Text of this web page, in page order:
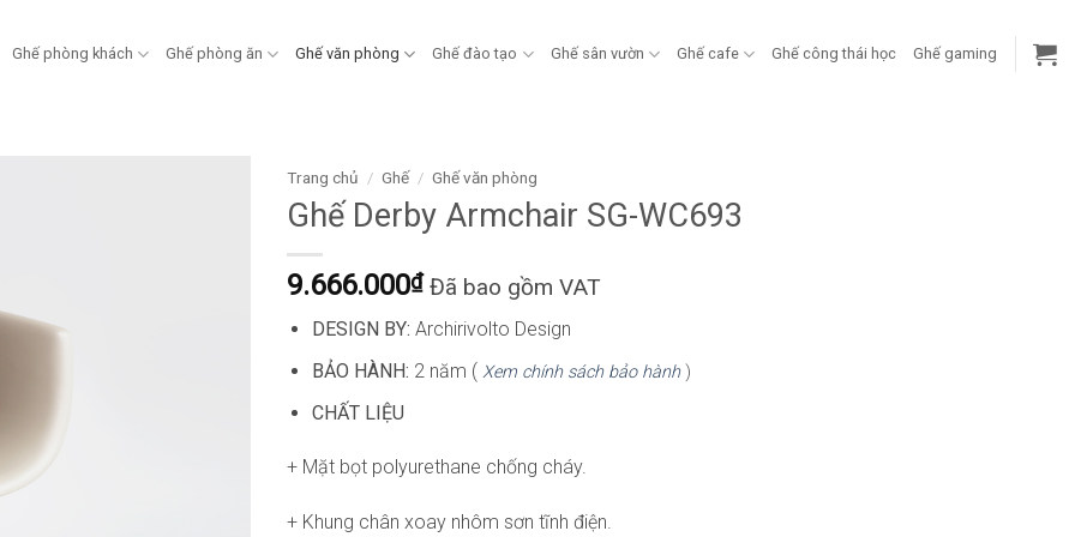
Ghế phòng khách Ghế phòng ăn Ghế văn phòng Ghế đào tạo Ghế sân vườn Ghế cafe Ghế công thái học Ghế gaming
Trang chủ / Ghế / Ghế văn phòng
Ghế Derby Armchair SG-WC693
9.666.000₫ Đã bao gồm VAT
DESIGN BY: Archirivolto Design
BẢO HÀNH: 2 năm ( Xem chính sách bảo hành)
CHẤT LIỆU
+ Mặt bọt polyurethane chống cháy.
+ Khung chân xoay nhôm sơn tĩnh điện.